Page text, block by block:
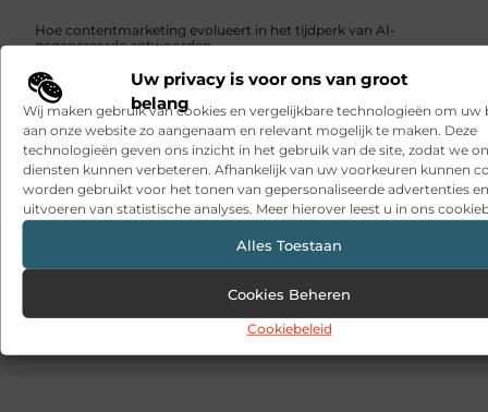
Uw privacy is voor ons van groot
belang
Wij maken gebruik van cookies en vergelijkbare technologieën om uw
aan onze website zo aangenaam en relevant mogelijk te maken. Deze
technologieën geven ons inzicht in het gebruik van de site, zodat we
diensten kunnen verbeteren. Afhankelijk van uw voorkeuren kunnen
worden gebruikt voor het tonen van gepersonaliseerde advertenties
uitvoeren van statistische analyses. Meer hierover leest u in ons
Alles Toestaan
Cookies Beheren
Cookiebeleid
Hoe contentmarketing evolueert in het tijdperk van AI-
gegenereerde antwoorden
Dag van de Medewerker: wat is het en wat doen organisaties?
What a men’s barber sees in the details
VOLGENDE